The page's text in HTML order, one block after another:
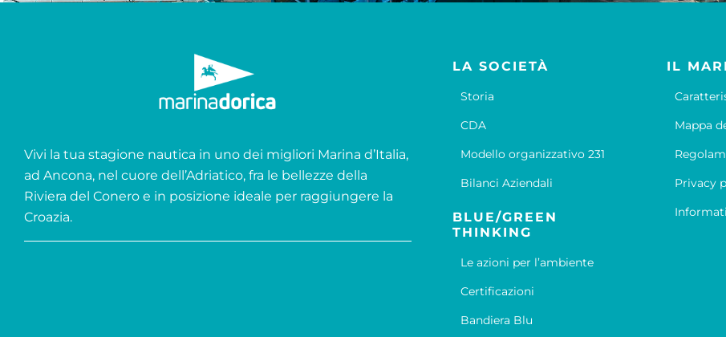
Vivi la tua stagione nautica in uno dei migliori Marina d’Italia,
ad Ancona, nel cuore dell’Adriatico, fra le bellezze della
Riviera del Conero e in posizione ideale per raggiungere la
Croazia.
LA SOCIETÀ
Storia
CDA
Modello organizzativo 231
Bilanci Aziendali
BLUE/GREEN
THINKING
Le azioni per l’ambiente
Certificazioni
Bandiera Blu
IL
Mappa
Privacy